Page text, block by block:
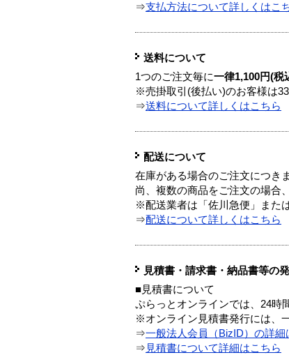
⇒支払方法について詳しくはこ
送料について
1つのご注文毎に一律1,100円(税
※売掛取引(後払い)のお客様は
⇒送料について詳しくはこちら
配送について
在庫がある場合のご注文につき
尚、複数の商品をご注文の場合
※配送業者は「佐川急便」また
⇒配送について詳しくはこちら
見積書・請求書・納品書等の
■見積書について
ぷらっとオンラインでは、24時
※オンライン見積書発行には、
⇒一般法人会員（BizID）の詳細
⇒ 見積書について詳細はこちら